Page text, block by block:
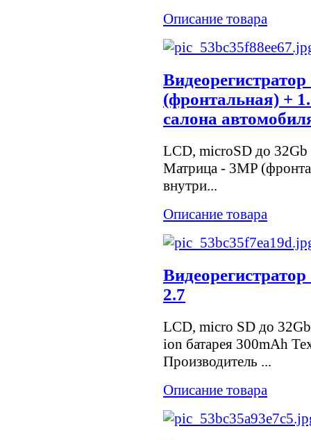
Описание товара
(фронтальная) +
салона
LCD, microSD до 32Gb
Матрица - 3MP
внутри...
Описание товара
2.7
LCD, micro SD до
ion батарея 300mAh
Производитель ...
Описание товара